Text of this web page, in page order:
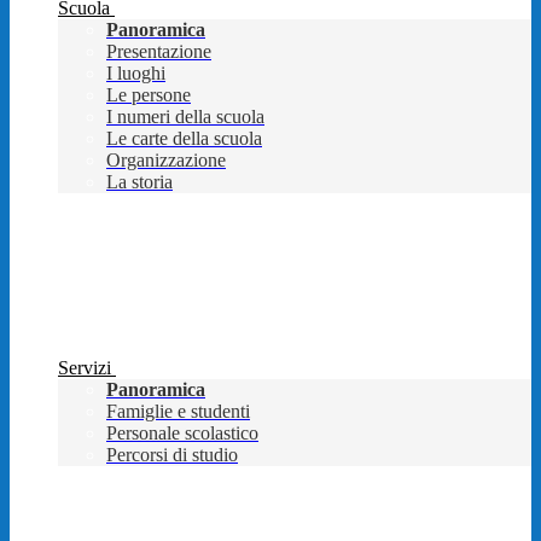
Scuola
Panoramica
Presentazione
I luoghi
Le persone
I numeri della scuola
Le carte della scuola
Organizzazione
La storia
Servizi
Panoramica
Famiglie e studenti
Personale scolastico
Percorsi di studio